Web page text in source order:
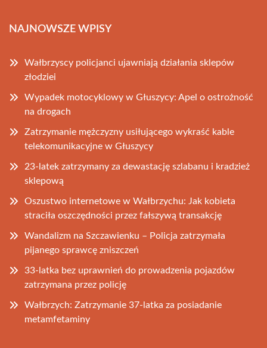
NAJNOWSZE WPISY
Wałbrzyscy policjanci ujawniają działania sklepów
złodziei
Wypadek motocyklowy w Głuszycy: Apel o ostrożność
na drogach
Zatrzymanie mężczyzny usiłującego wykraść kable
telekomunikacyjne w Głuszycy
23-latek zatrzymany za dewastację szlabanu i kradzież
sklepową
Oszustwo internetowe w Wałbrzychu: Jak kobieta
straciła oszczędności przez fałszywą transakcję
Wandalizm na Szczawienku – Policja zatrzymała
pijanego sprawcę zniszczeń
33-latka bez uprawnień do prowadzenia pojazdów
zatrzymana przez policję
Wałbrzych: Zatrzymanie 37-latka za posiadanie
metamfetaminy